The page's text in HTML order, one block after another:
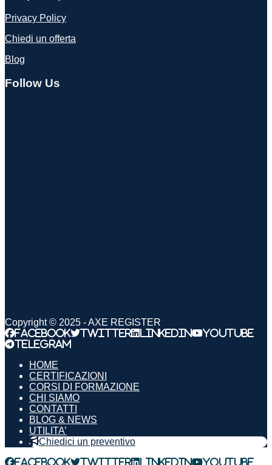
Privacy Policy
Chiedi un offerta
Blog
Follow Us
Copyright © 2025 - AXE REGISTER
Facebook Twitter LinkedIn
YouTube
Telegram
HOME
CERTIFICAZIONI
CORSI DI FORMAZIONE
CHI SIAMO
CONTATTI
BLOG & NEWS
UTILITA’
Chiedici un preventivo
Facebook Twitter LinkedIn YouTube